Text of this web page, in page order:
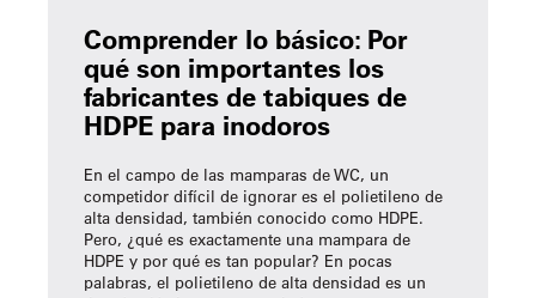
Comprender lo básico: Por
qué son importantes los
fabricantes de tabiques de
HDPE para inodoros
En el campo de las mamparas de WC, un
competidor difícil de ignorar es el polietileno de
alta densidad, también conocido como HDPE.
Pero, ¿qué es exactamente una mampara de
HDPE y por qué es tan popular? En pocas
palabras, el polietileno de alta densidad es un